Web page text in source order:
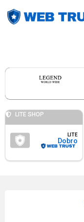
LITE SHOP
LITE
Dobro